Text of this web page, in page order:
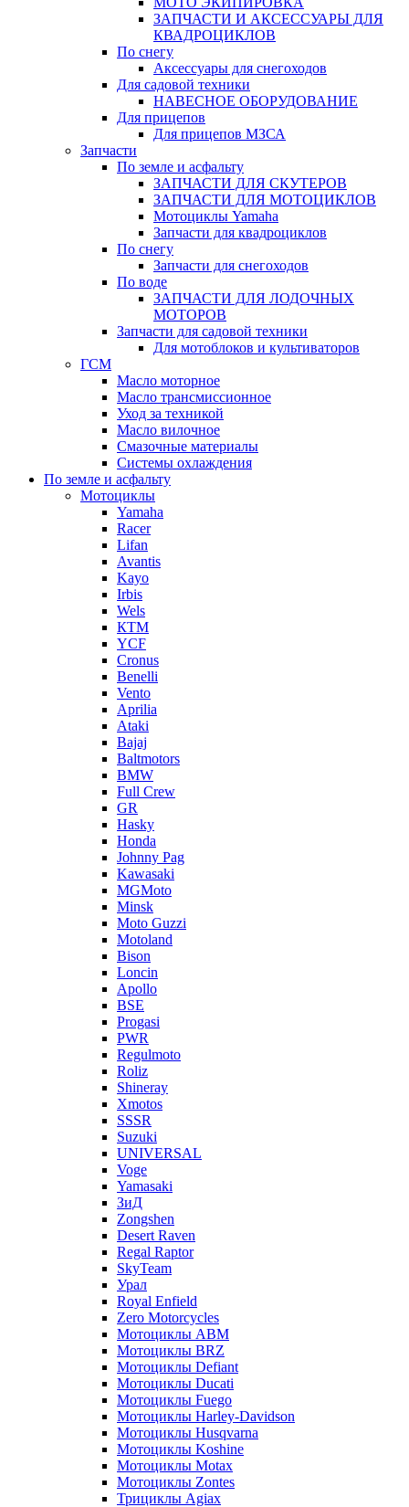
ЗАПЧАСТИ И АКСЕССУАРЫ ДЛЯ
КВАДРОЦИКЛОВ
По снегу
Аксессуары для снегоходов
Для садовой техники
НАВЕСНОЕ ОБОРУДОВАНИЕ
Для прицепов
Для прицепов МЗСА
Запчасти
По земле и асфальту
ЗАПЧАСТИ ДЛЯ СКУТЕРОВ
ЗАПЧАСТИ ДЛЯ МОТОЦИКЛОВ
Мотоциклы Yamaha
Запчасти для квадроциклов
По снегу
Запчасти для снегоходов
По воде
ЗАПЧАСТИ ДЛЯ ЛОДОЧНЫХ
МОТОРОВ
Запчасти для садовой техники
Для мотоблоков и культиваторов
ГСМ
Масло моторное
Масло трансмиссионное
Уход за техникой
Масло вилочное
Смазочные материалы
Системы охлаждения
По земле и асфальту
Мотоциклы
Yamaha
Racer
Lifan
Avantis
Kayo
Irbis
Wels
КТМ
YCF
Cronus
Benelli
Vento
Aprilia
Ataki
Bajaj
Baltmotors
BMW
Full Crew
GR
Hasky
Honda
Johnny Pag
Kawasaki
MGMoto
Minsk
Moto Guzzi
Motoland
Bison
Loncin
Apollo
BSE
Progasi
PWR
Regulmoto
Roliz
Shineray
Xmotos
SSSR
Suzuki
UNIVERSAL
Voge
Yamasaki
ЗиД
Zongshen
Desert Raven
Regal Raptor
SkyTeam
Урал
Royal Enfield
Zero Motorcycles
Мотоциклы ABM
Мотоциклы BRZ
Мотоциклы Defiant
Мотоциклы Ducati
Мотоциклы Fuego
Мотоциклы Harley-Davidson
Мотоциклы Husqvarna
Мотоциклы Koshine
Мотоциклы Motax
Мотоциклы Zontes
Трициклы Agiax